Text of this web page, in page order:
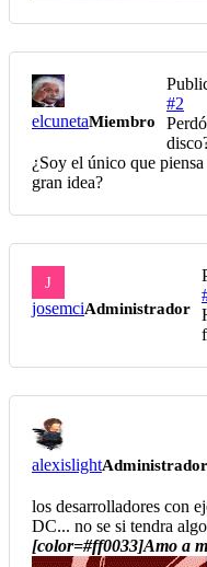
elcunetaMiembro
#2
¿Soy el único que
gran idea?
J
josemciAdministrador
alexislightAdministrador
los desarrolladores con
DC... no se si tendra algo
[color=#ff0033]Amo a